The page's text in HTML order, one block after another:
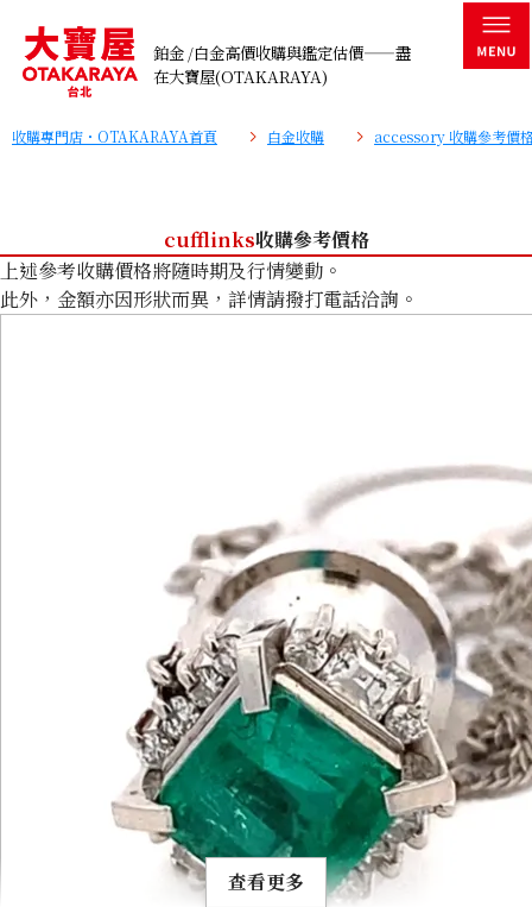
鉑金 /白金高價收購與鑑定估價——盡
在大寶屋(OTAKARAYA)
收購專門店・OTAKARAYA首頁 白金收購 accessory 收購參考價
cufflinks收購參考價格
上述參考收購價格將隨時期及行情變動。
此外，金額亦因形狀而異，詳情請撥打電話洽詢。
查看更多